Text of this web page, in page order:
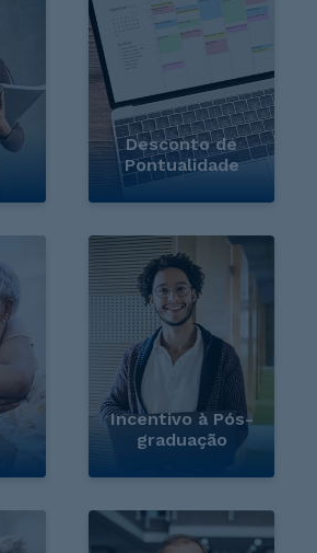
Desconto de
Pontualidade
Incentivo à Pós-
graduação